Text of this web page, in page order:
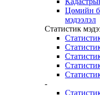
Цөмийн
мэдээлэл
Статистик
-